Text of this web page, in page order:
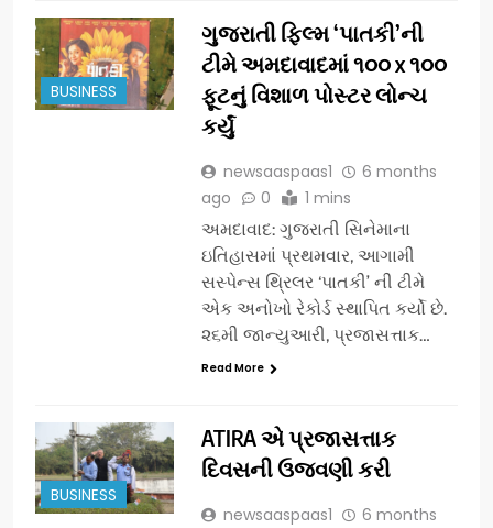
BUSINESS
ગુજરાતી ફિલ્મ ‘પાતકી’ની
ટીમે અમદાવાદમાં ૧૦૦ x ૧૦૦
ફૂટનું વિશાળ પોસ્ટર લોન્ચ
કર્યું
newsaaspaas1
6 months
ago
0 1 mins
અમદાવાદ: ગુજરાતી સિનેમાના
ઇતિહાસમાં પ્રથમવાર, આગામી
સસ્પેન્સ થ્રિલર ‘પાતકી’ ની ટીમે
એક અનોખો રેકોર્ડ સ્થાપિત કર્યો છે.
૨૬મી જાન્યુઆરી, પ્રજાસત્તાક…
Read More
BUSINESS
ATIRA એ પ્રજાસત્તાક
દિવસની ઉજવણી કરી
newsaaspaas1
6 months